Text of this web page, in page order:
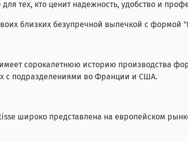
тех, кто ценит надежность, удобство и
близких безупречной выпечкой с
сорокалетнюю историю производства
с подразделениями во Франции и США.
широко представлена на европейском